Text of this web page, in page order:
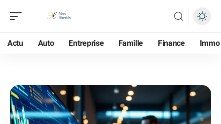
Actu Auto Entreprise Famille Finance Immo